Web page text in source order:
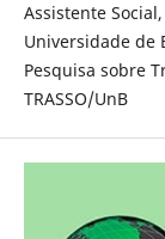
Assistente
Universidade de
Pesquisa sobre
TRASSO/UnB